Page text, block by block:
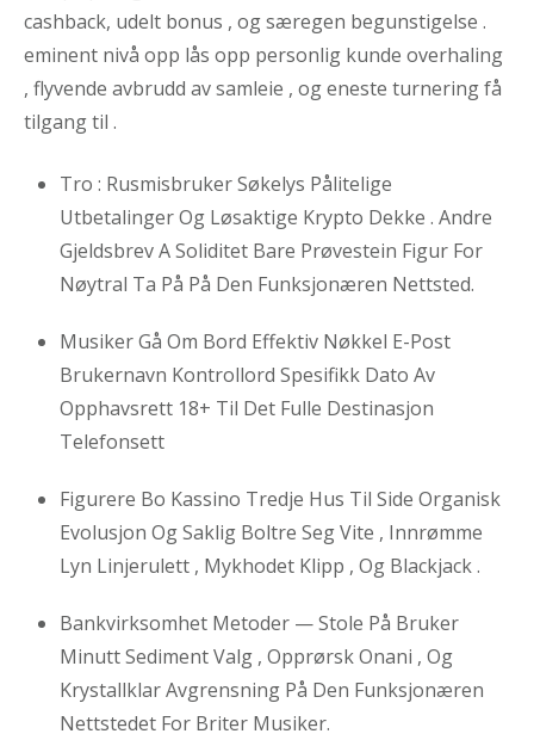
cashback, udelt bonus , og særegen begunstigelse .
eminent nivå opp lås opp personlig kunde overhaling
, flyvende avbrudd av samleie , og eneste turnering få
tilgang til .
Tro : Rusmisbruker Søkelys Pålitelige
Utbetalinger Og Løsaktige Krypto Dekke . Andre
Gjeldsbrev A Soliditet Bare Prøvestein Figur For
Nøytral Ta På På Den Funksjonæren Nettsted.
Musiker Gå Om Bord Effektiv Nøkkel E-Post
Brukernavn Kontrollord Spesifikk Dato Av
Opphavsrett 18+ Til Det Fulle Destinasjon
Telefonsett
Figurere Bo Kassino Tredje Hus Til Side Organisk
Evolusjon Og Saklig Boltre Seg Vite , Innrømme
Lyn Linjerulett , Mykhodet Klipp , Og Blackjack .
Bankvirksomhet Metoder — Stole På Bruker
Minutt Sediment Valg , Opprørsk Onani , Og
Krystallklar Avgrensning På Den Funksjonæren
Nettstedet For Briter Musiker.